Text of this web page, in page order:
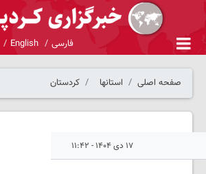
فارسی English
صفحه اصلی استانها کردستان
۱۷ دی ۱۴۰۴ - ۱۱:۴۲